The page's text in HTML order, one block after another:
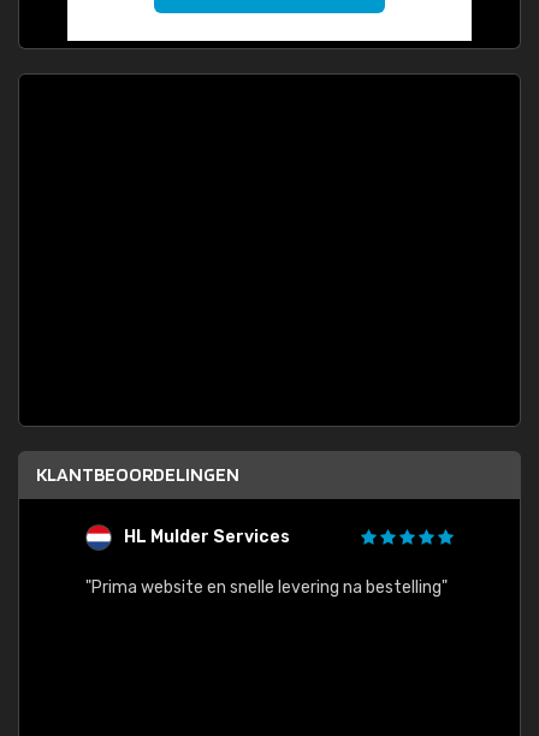
KLANTBEOORDELINGEN
HL Mulder Services
"Prima website en snelle levering na bestelling"